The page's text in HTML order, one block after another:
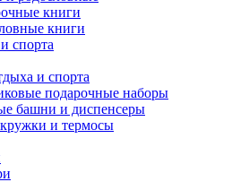
книги
книги
спорта
и спорта
подарочные наборы
башни и диспенсеры
и термосы